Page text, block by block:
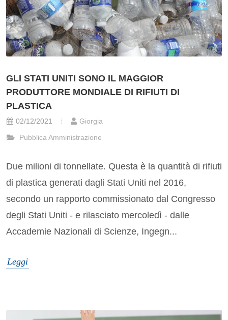
GLI STATI UNITI SONO IL MAGGIOR
PRODUTTORE MONDIALE DI RIFIUTI DI
PLASTICA
02/12/2021
Giorgia
Pubblica Amministrazione
Due milioni di tonnellate. Questa è la quantità di rifiuti
di plastica generati dagli Stati Uniti nel 2016,
secondo un rapporto commissionato dal Congresso
degli Stati Uniti - e rilasciato mercoledì - dalle
Accademie Nazionali di Scienze, Ingegn...
Leggi